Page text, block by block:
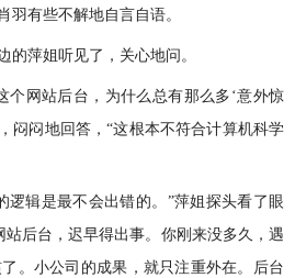
羽有些不解地自言自语。
的萍姐听见了，关心地问。
个网站后台，为什么总有那么多‘意外惊
闷闷地回答，“这根本不符合计算机科学
逻辑是最不会出错的。”萍姐探头看了眼
站后台，迟早得出事。你刚来没多久，遇
。小公司的成果，就只注重外在。后台